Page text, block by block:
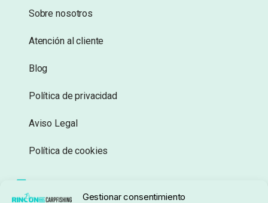
Gestionar consentimiento
Sobre nosotros
Atención al cliente
Blog
Política de privacidad
Aviso Legal
Política de cookies